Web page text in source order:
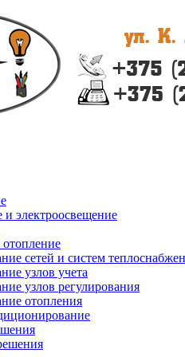
электроосвещение
сетей и систем
узлов учета
узлов регулирования
отопления